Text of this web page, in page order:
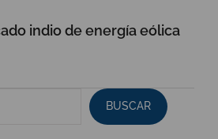
indio de energía eólica
BUSCAR